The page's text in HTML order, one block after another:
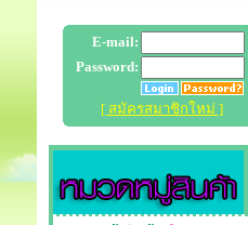
E-mail:
Password:
[ สมัครสมาชิกใหม่ ]